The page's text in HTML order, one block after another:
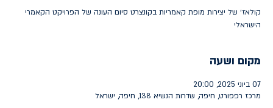
קולאז׳ של יצירות מופת קאמריות בקונצרט סיום העונה של הפרויקט הקאמרי
הישראלי
מקום ושעה
07 ביוני 2025, 20:00
מרכז רפפורט, חיפה, שדרות הנשיא 138, חיפה, ישראל